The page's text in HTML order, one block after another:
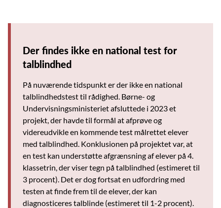
Der findes ikke en national test for
talblindhed
På nuværende tidspunkt er der ikke en national
talblindhedstest til rådighed. Børne- og
Undervisningsministeriet afsluttede i 2023 et
projekt, der havde til formål at afprøve og
videreudvikle en kommende test målrettet elever
med talblindhed. Konklusionen på projektet var, at
en test kan understøtte afgrænsning af elever på 4.
klassetrin, der viser tegn på talblindhed (estimeret til
3 procent). Det er dog fortsat en udfordring med
testen at finde frem til de elever, der kan
diagnosticeres talblinde (estimeret til 1-2 procent).